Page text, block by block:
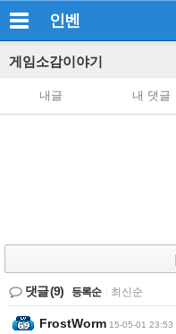
인벤
게임소감이야기
내글 내 댓글
댓글(9) 등록순 최신순
FrostWorm 15-05-01 23:53